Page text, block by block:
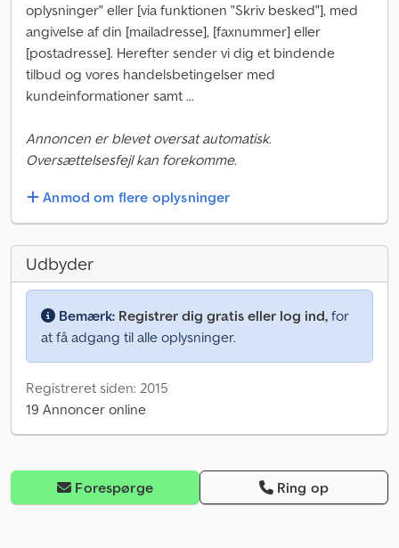
oplysninger" eller [via funktionen "Skriv besked"], med
angivelse af din [mailadresse], [faxnummer] eller
[postadresse]. Herefter sender vi dig et bindende
tilbud og vores handelsbetingelser med
kundeinformationer samt ...
Annoncen er blevet oversat automatisk.
Oversættelsesfejl kan forekomme.
Anmod om flere oplysninger
Udbyder
Bemærk: Registrer dig gratis eller log ind, for
at få adgang til alle oplysninger.
Registreret siden: 2015
19 Annoncer online
Forespørge Ring op